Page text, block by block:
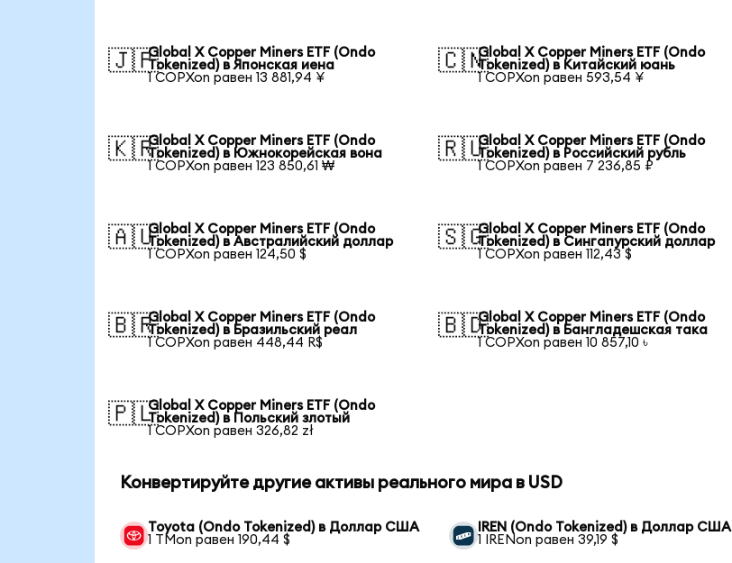
🇯🇵Global X Copper Miners ETF (Ondo
Tokenized) в Японская иена
1 COPXon равен 13 881,94 ¥
🇨🇳Global X Copper Miners ETF (Ondo
Tokenized) в Китайский юань
1 COPXon равен 593,54 ¥
🇰🇷Global X Copper Miners ETF (Ondo
Tokenized) в Южнокорейская вона
1 COPXon равен 123 850,61 ₩
🇷🇺Global X Copper Miners ETF (Ondo
Tokenized) в Российский рубль
1 COPXon равен 7 236,85 ₽
🇦🇺Global X Copper Miners ETF (Ondo
Tokenized) в Австралийский доллар
1 COPXon равен 124,50 $
🇸🇬Global X Copper Miners ETF (Ondo
Tokenized) в Сингапурский доллар
1 COPXon равен 112,43 $
🇧🇷Global X Copper Miners ETF (Ondo
Tokenized) в Бразильский реал
1 COPXon равен 448,44 R$
🇧🇩Global X Copper Miners ETF (Ondo
Tokenized) в Бангладешская така
1 COPXon равен 10 857,10 ৳
🇵🇱Global X Copper Miners ETF (Ondo
Tokenized) в Польский злотый
1 COPXon равен 326,82 zł
Конвертируйте другие активы реального мира в USD
Toyota (Ondo Tokenized) в Доллар США
1 TMon равен 190,44 $
IREN (Ondo Tokenized) в Доллар США
1 IRENon равен 39,19 $